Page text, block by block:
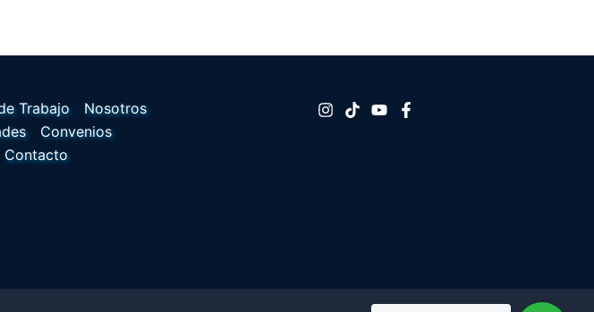
Trabajo
Nosotros
Convenios
Contacto